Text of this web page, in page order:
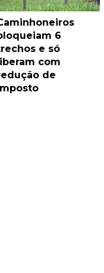
6
e só
com
de